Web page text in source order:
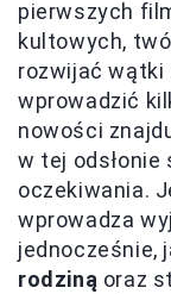
pierwszych
kultowych,
rozwijać wątki
wprowadzić
nowości
w tej odsłonie
oczekiwania.
wprowadza
jednocześnie,
rodziną oraz